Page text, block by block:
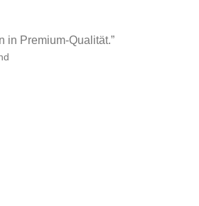
in Premium-Qualität.”